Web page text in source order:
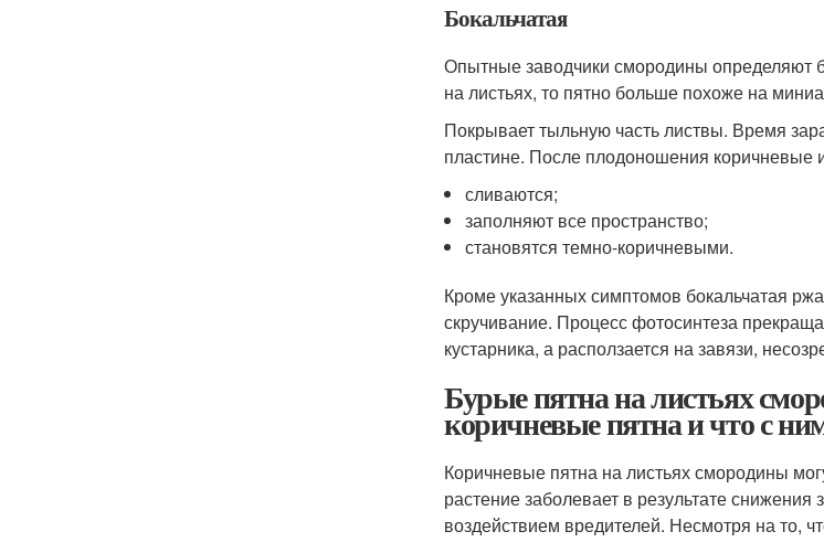
Бокальчатая
Опытные заводчики смородины определяют
на листьях, то пятно больше похоже на
Покрывает тыльную часть листвы. Время
пластине. После плодоношения коричневые
сливаются;
заполняют все пространство;
становятся темно-коричневыми.
Кроме указанных симптомов бокальчатая
скручивание. Процесс фотосинтеза
кустарника, а расползается на завязи,
Бурые пятна на листьях
коричневые пятна и что с
Коричневые пятна на листьях смородины
растение заболевает в результате
воздействием вредителей. Несмотря на то,